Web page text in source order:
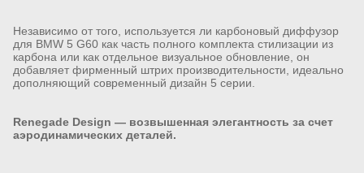
Независимо от того, используется ли карбоновый диффузор
для BMW 5 G60 как часть полного комплекта стилизации из
карбона или как отдельное визуальное обновление, он
добавляет фирменный штрих производительности, идеально
дополняющий современный дизайн 5 серии.
Renegade Design — возвышенная элегантность за счет
аэродинамических деталей.